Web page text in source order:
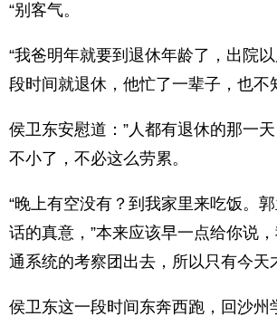
“别客气。
“我爸明年就要到退休年龄了，出院
段时间就退休，他忙了一辈子，也不
侯卫东安慰道：”人都有退休的那一
不小了，不必这么劳累。
“晚上有空没有？到我家里来吃饭。
话的真意，”本来应该早一点给你说
通系统的考察团出去，所以只有今天
侯卫东这一段时间东奔西跑，回沙州